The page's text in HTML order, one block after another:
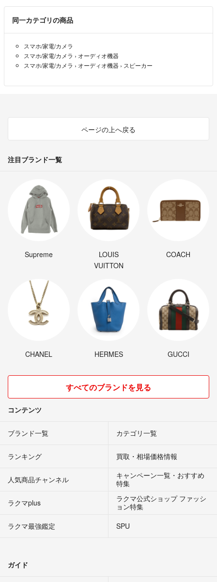
同一カテゴリの商品
スマホ/家電/カメラ
スマホ/家電/カメラ › オーディオ機器
スマホ/家電/カメラ › オーディオ機器 › スピーカー
ページの上へ戻る
注目ブランド一覧
Supreme
LOUIS
VUITTON
COACH
CHANEL HERMES GUCCI
すべてのブランドを見る
コンテンツ
ブランド一覧 カテゴリ一覧
ランキング 買取・相場価格情報
人気商品チャンネル
キャンペーン一覧・おすすめ
特集
ラクマplus
ラクマ公式ショップ ファッシ
ョン特集
ラクマ最強鑑定
SPU
ガイド